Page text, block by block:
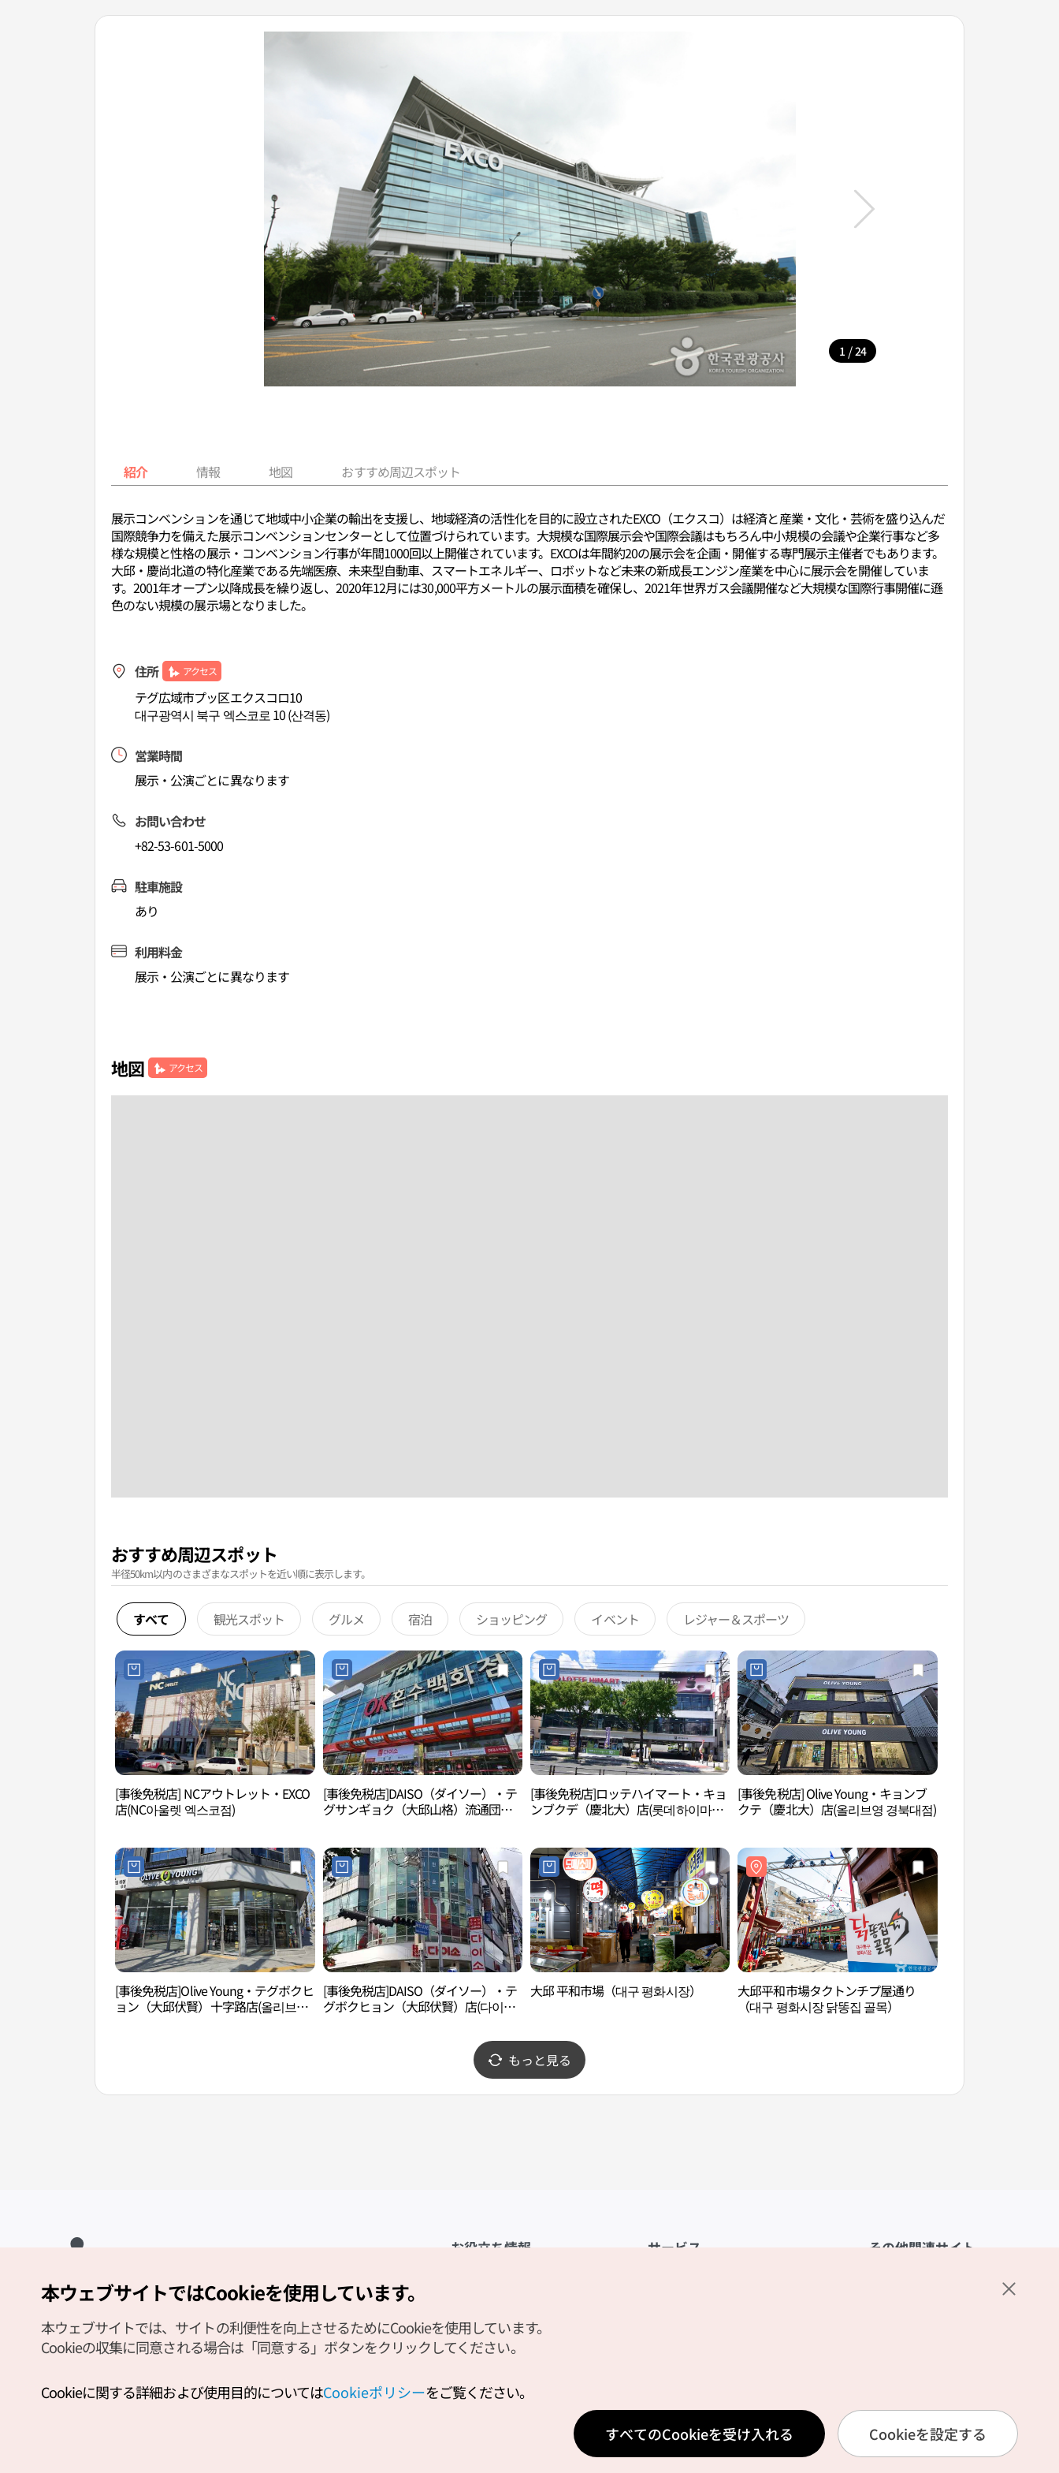
1 / 24
紹介 情報 地図 おすすめ周辺スポット
展示コンベンションを通じて地域中小企業の輸出を支援し、地域経済の活性化を目的に設立されたEXCO（エクスコ）は経済と産業・文化・芸術を盛り込んだ
国際競争力を備えた展示コンベンションセンターとして位置づけられています。大規模な国際展示会や国際会議はもちろん中小規模の会議や企業行事など多
様な規模と性格の展示・コンベンション行事が年間1000回以上開催されています。EXCOは年間約20の展示会を企画・開催する専門展示主催者でもあります。
大邱・慶尚北道の特化産業である先端医療、未来型自動車、スマートエネルギー、ロボットなど未来の新成長エンジン産業を中心に展示会を開催していま
す。2001年オープン以降成長を繰り返し、2020年12月には30,000平方メートルの展示面積を確保し、2021年世界ガス会議開催など大規模な国際行事開催に遜
色のない規模の展示場となりました。
住所 アクセス
テグ広域市プッ区エクスコロ10
대구광역시 북구 엑스코로 10 (산격동)
営業時間
展示・公演ごとに異なります
お問い合わせ
+82-53-601-5000
駐車施設
あり
利用料金
展示・公演ごとに異なります
地図 アクセス
おすすめ周辺スポット
半径50km以内のさまざまなスポットを近い順に表示します。
すべて 観光スポット グルメ 宿泊 ショッピング イベント レジャー＆スポーツ
[事後免税店] NCアウトレット・EXCO
店(NC아울렛 엑스코점)
[事後免税店]DAISO（ダイソー）・テ
グサンギョク（大邱山格）流通団地
[事後免税店]ロッテハイマート・キョ
ンブクデ（慶北大）店(롯데하이마트
[事後免税店] Olive Young・キョンブ
クテ（慶北大）店(올리브영 경북대점)
[事後免税店]Olive Young・テグボクヒ
ョン（大邱伏賢）十字路店(올리브영
[事後免税店]DAISO（ダイソー）・テ
グボクヒョン（大邱伏賢）店(다이소
大邱 平和市場（대구 평화시장）
大邱平和市場タクトンチプ屋通り
（대구 평화시장 닭똥집 골목）
もっと見る
お役立ち情報
観光資料ダウンロード
デジタルブック／電子書籍
Odii
サービス
位置情報サービス利用規約
個人位置情報取扱いポリシー
その他関連サイト
Copyright (c) Korea Tourism Organization All Rights Reserved.
サイトエラー報告
公式メール
本ウェブサイトではCookieを使用しています。
本ウェブサイトでは、サイトの利便性を向上させるためにCookieを使用しています。
Cookieの収集に同意される場合は「同意する」ボタンをクリックしてください。
Cookieに関する詳細および使用目的についてはCookieポリシーをご覧ください。
すべてのCookieを受け入れる Cookieを設定する